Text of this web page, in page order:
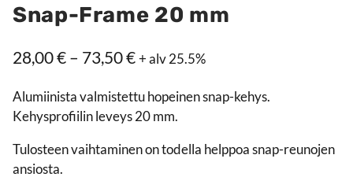
Snap-Frame 20 mm
28,00€– 73,50€Hintaluokka:
–
+ alv 25.5%
Alumiinista valmistettu hopeinen snap-kehys.
Kehysprofiilin leveys 20 mm.
Tulosteen vaihtaminen on todella helppoa snap-reunojen
ansiosta.